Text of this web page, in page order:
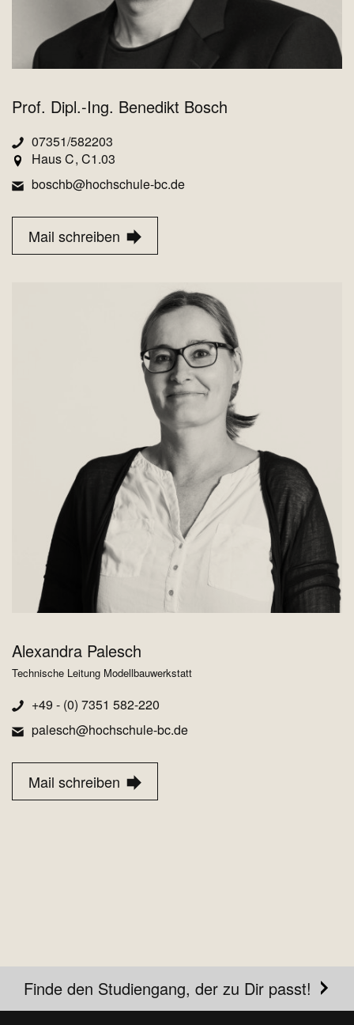
Prof. Dipl.-Ing. Benedikt Bosch
07351/582203
Haus C C1.03
boschb@hochschule-bc.de
Mail schreiben
Alexandra Palesch
Technische Leitung Modellbauwerkstatt
+49 - (0) 7351 582-220
palesch@hochschule-bc.de
Mail schreiben
Finde den Studiengang, der zu Dir passt!